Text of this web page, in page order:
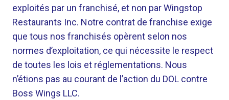
exploités par un franchisé, et non par Wingstop
Restaurants Inc. Notre contrat de franchise exige
que tous nos franchisés opèrent selon nos
normes d’exploitation, ce qui nécessite le respect
de toutes les lois et réglementations. Nous
n’étions pas au courant de l’action du DOL contre
Boss Wings LLC.